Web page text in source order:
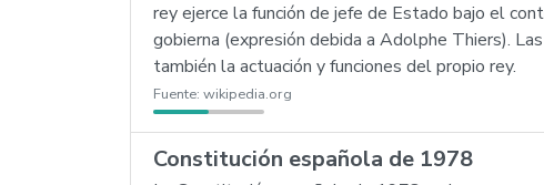
rey ejerce la función de jefe de Estado bajo el
gobierna (expresión debida a Adolphe Thiers).
también la actuación y funciones del propio rey.
Fuente: wikipedia.org
Constitución española de 1978